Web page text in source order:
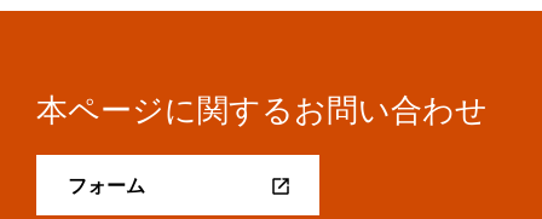
本ページに関するお問い合わせ
フォーム